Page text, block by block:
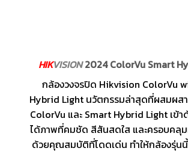
HIKVISION2024 ColorVu Smart
กล้องวงจรปิด Hikvision ColorVu
Hybrid Light นวัตกรรมล่าสุดที่ผสมผส
ColorVu และ Smart Hybrid Light เข้า
ได้ภาพที่คมชัด สีสันสดใส และครอบคลุ
ด้วยคุณสมบัติที่โดดเด่น ทำให้กล้องรุ่น